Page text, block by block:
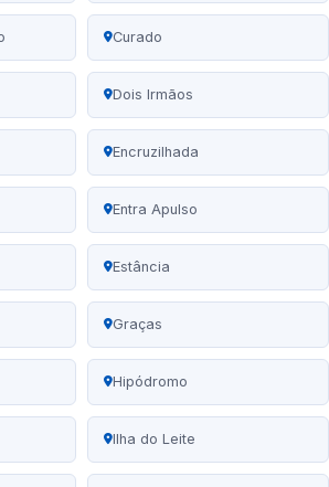
Curado
Dois Irmãos
Encruzilhada
Entra Apulso
Estância
Graças
Hipódromo
Ilha do Leite